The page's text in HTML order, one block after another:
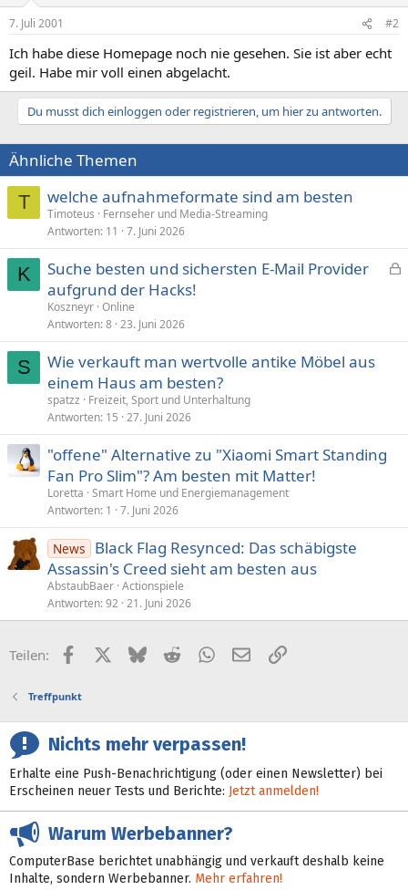
7. Juli 2001 #2
Ich habe diese Homepage noch nie gesehen. Sie ist aber echt
geil. Habe mir voll einen abgelacht.
Du musst dich einloggen oder registrieren, um hier zu antworten.
Ähnliche Themen
T welche aufnahmeformate sind am besten
Timoteus
Fernseher und Media-Streaming
Antworten 11 7. Juni 2026
K
e
Suche besten und sichersten E-Mail Provider
aufgrund der Hacks!
Koszneyr Online
Antworten 8 23. Juni 2026
S
Wie verkauft man wertvolle antike Möbel aus
einem Haus am besten?
spatzz
Freizeit, Sport und Unterhaltung
Antworten 15 27. Juni 2026
"offene" Alternative zu "Xiaomi Smart Standing
Fan Pro Slim"? Am besten mit Matter!
Loretta Smart Home und Energiemanagement
Antworten 1 7. Juni 2026
News
Black Flag Resynced: Das schäbigste
Assassin's Creed sieht am besten aus
AbstaubBaer Actionspiele
Antworten 92 21. Juni 2026
Teilen: FacebookX (Twitter)
BlueskyRedditWhatsApp
E-MailLink
Treffpunkt
Nichts mehr verpassen!
Erhalte eine Push-Benachrichtigung (oder einen Newsletter) bei
Erscheinen neuer Tests und Berichte: Jetzt anmelden!
Warum Werbebanner?
ComputerBase berichtet unabhängig und verkauft deshalb keine
Inhalte, sondern Werbebanner. Mehr erfahren!